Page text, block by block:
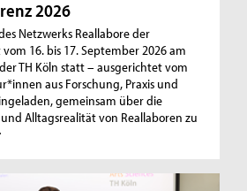
2026
Netzwerks Reallabore der
16. bis 17. September 2026 am
TH Köln statt – ausgerichtet vom
aus Forschung, Praxis und
gemeinsam über die
Alltagsrealität von Reallaboren zu